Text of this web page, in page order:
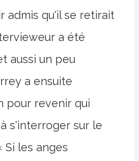
admis qu'il se retirait
a été
aussi un peu
a ensuite
pour revenir qui
s'interroger sur le
Si les anges